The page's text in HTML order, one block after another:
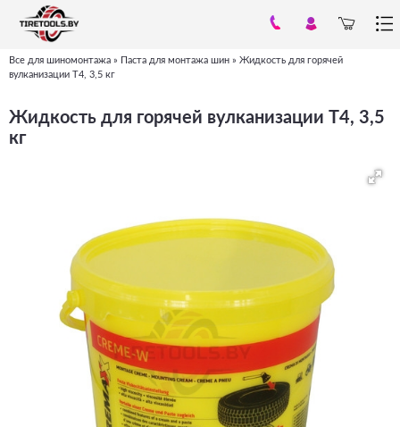
Вы
Все для шиномонтажа » Паста для монтажа шин » Жидкость для горячей
вулканизации Т4, 3,5 кг
Жидкость для горячей вулканизации Т4, 3,5
кг